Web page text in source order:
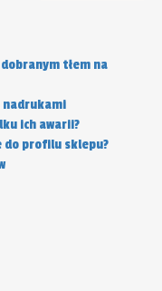
tłem na
nadrukami
ich awarii?
do profilu sklepu?